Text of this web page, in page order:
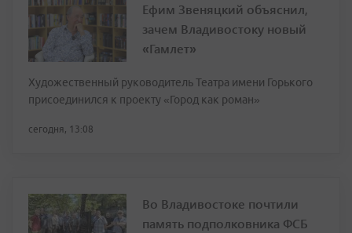
Ефим Звеняцкий объяснил,
зачем Владивостоку новый
«Гамлет»
Художественный руководитель Театра имени Горького
присоединился к проекту «Город как роман»
сегодня, 13:08
Во Владивостоке почтили
память подполковника ФСБ